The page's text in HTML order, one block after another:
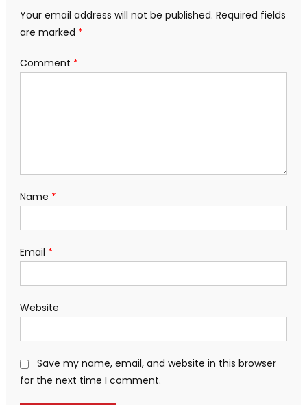
Your email address will not be published. Required fields
are marked *
Comment *
Name *
Email *
Website
Save my name, email, and website in this browser
for the next time I comment.